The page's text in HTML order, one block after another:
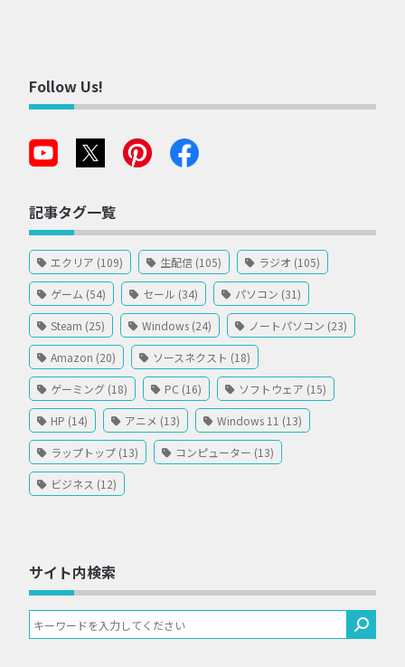
Follow Us!
記事タグ一覧
エクリア (109) 生配信 (105) ラジオ (105)
ゲーム (54) セール (34) パソコン (31)
Steam (25) Windows (24) ノートパソコン (23)
Amazon (20) ソースネクスト (18)
ゲーミング (18) PC (16) ソフトウェア (15)
HP (14) アニメ (13) Windows 11 (13)
ラップトップ (13) コンピューター (13)
ビジネス (12)
サイト内検索